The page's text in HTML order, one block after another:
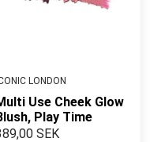
LONDON
Use Cheek Glow
Play Time
SEK